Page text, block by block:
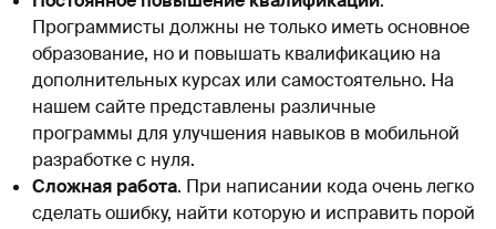
Программисты должны не только иметь основное
образование, но и повышать квалификацию на
дополнительных курсах или самостоятельно. На
нашем сайте представлены различные
программы для улучшения навыков в мобильной
разработке с нуля.
Сложная работа. При написании кода очень легко
сделать ошибку, найти которую и исправить порой